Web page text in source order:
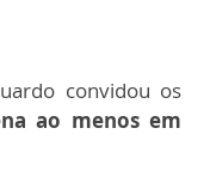
convidou os
ao menos em